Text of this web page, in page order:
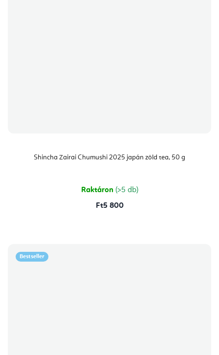
Shincha Zairai Chumushi 2025 japán zöld tea, 50 g
Raktáron (>5 db)
Ft5 800
Bestseller